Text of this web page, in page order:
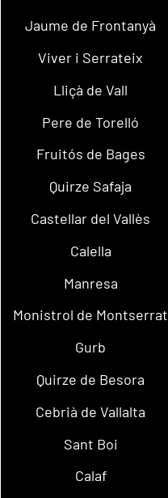
Jaume de Frontanyà
Viver i Serrateix
Lliçà de Vall
Pere de Torelló
Fruitós de Bages
Quirze Safaja
Castellar del Vallès
Calella
Manresa
Monistrol de Montserrat
Gurb
Quirze de Besora
Cebrià de Vallalta
Sant Boi
Calaf